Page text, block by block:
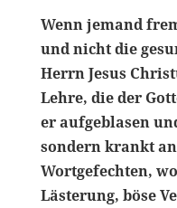
Wenn jemand
und nicht die
Herrn Jesus
Lehre, die der
er aufgeblasen
sondern krankt
Wortgefechten,
Lästerung, böse